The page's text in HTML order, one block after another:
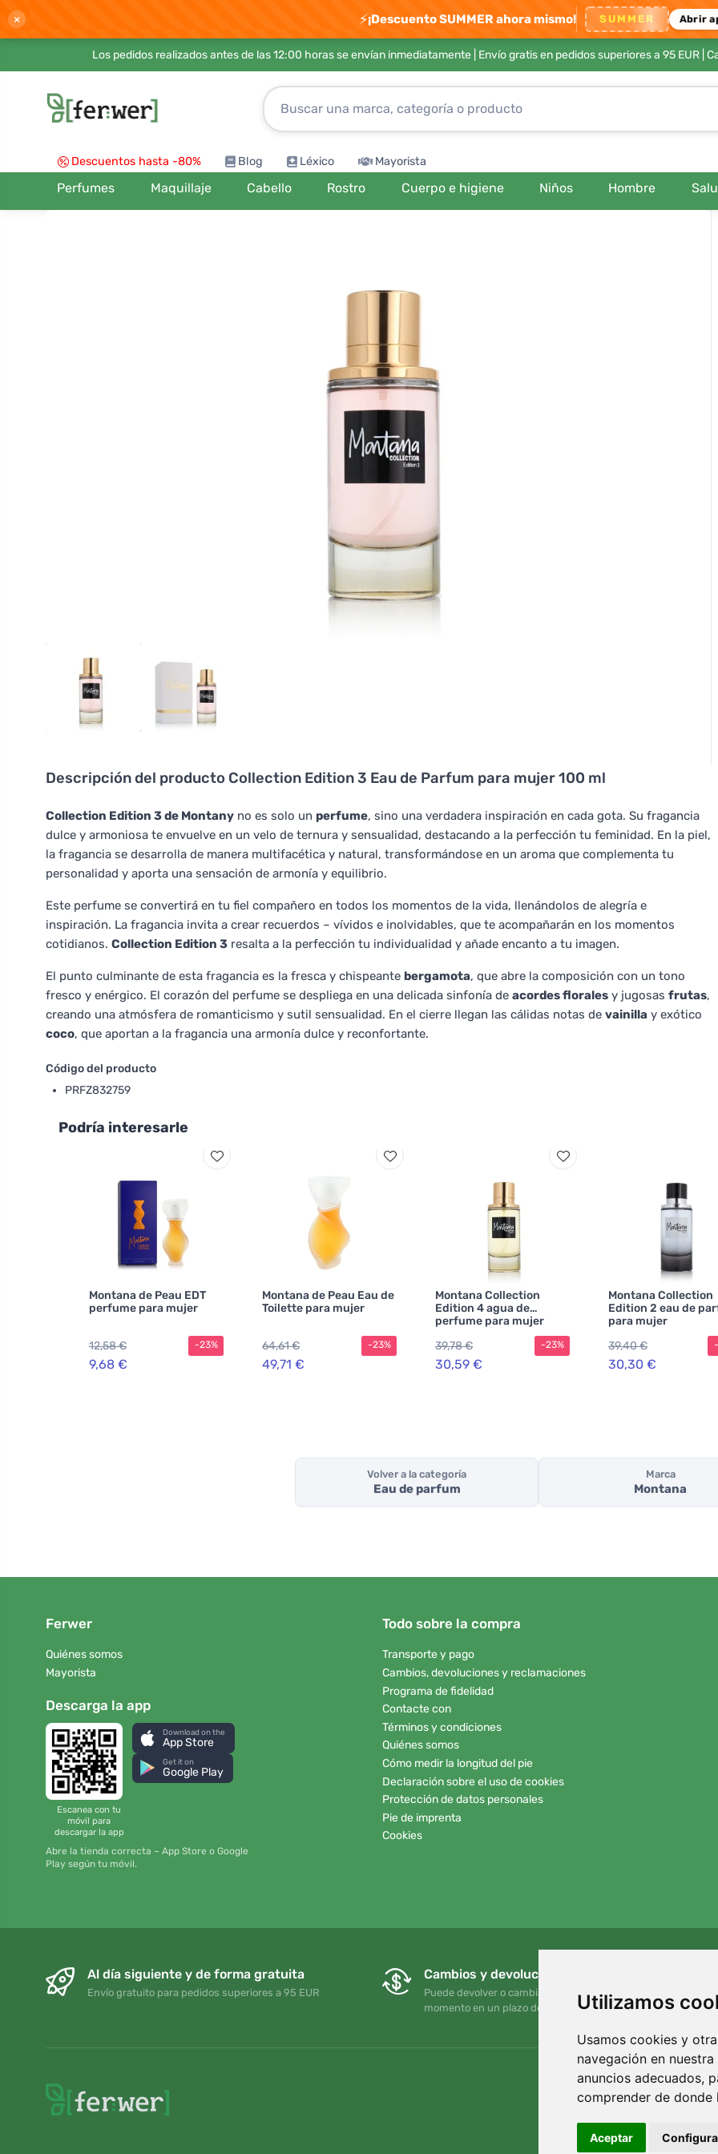
Utilizamos
Usamos cookies y
navegación en
anuncios adecuados,
comprender de donde
Aceptar
× ⚡¡Descuento SUMMER ahora mismo! SUMMER Abrir
Los pedidos realizados antes de las 12:00 horas se envían inmediatamente | Envío gratis en pedidos superiores a 95 EUR|
Descuentos hasta -80% Blog Léxico Mayorista
Perfumes Maquillaje Cabello Rostro Cuerpo e higiene Niños Hombre
Descripción del producto Collection Edition 3 Eau de Parfum para mujer 100 ml
Collection Edition 3 de Montany no es solo un perfume, sino una verdadera inspiración en cada gota. Su fragancia
dulce y armoniosa te envuelve en un velo de ternura y sensualidad, destacando a la perfección tu feminidad. En la piel,
la fragancia se desarrolla de manera multifacética y natural, transformándose en un aroma que complementa tu
personalidad y aporta una sensación de armonía y equilibrio.
Este perfume se convertirá en tu fiel compañero en todos los momentos de la vida, llenándolos de alegría e
inspiración. La fragancia invita a crear recuerdos – vívidos e inolvidables, que te acompañarán en los momentos
cotidianos. Collection Edition 3 resalta a la perfección tu individualidad y añade encanto a tu imagen.
El punto culminante de esta fragancia es la fresca y chispeante bergamota, que abre la composición con un tono
fresco y enérgico. El corazón del perfume se despliega en una delicada sinfonía de acordes florales y jugosas frutas,
creando una atmósfera de romanticismo y sutil sensualidad. En el cierre llegan las cálidas notas de vainilla y exótico
coco, que aportan a la fragancia una armonía dulce y reconfortante.
Código del producto
PRFZ832759
Podría interesarle
Montana de Peau EDT
perfume para mujer
12,58 €
9,68 €
-23%
Montana de Peau Eau de
Toilette para mujer
64,61 €
49,71 €
-23%
Montana Collection
Edition 4 agua de
perfume para mujer
39,78 €
30,59 €
-23%
Montana Collection
Edition 2 eau de
para mujer
39,40 €
30,30 €
Volver a la categoría
Eau de parfum
Marca
Montana
Ferwer
Quiénes somos
Mayorista
Descarga la app
Escanea con tu
móvil para
descargar la app
Download on the
App Store
Get it on
Google Play
Abre la tienda correcta – App Store o Google
Play según tu móvil.
Todo sobre la compra
Transporte y pago
Cambios, devoluciones y reclamaciones
Programa de fidelidad
Contacte con
Términos y condiciones
Quiénes somos
Cómo medir la longitud del pie
Declaración sobre el uso de cookies
Protección de datos personales
Pie de imprenta
Cookies
Al día siguiente y de forma gratuita
Envío gratuito para pedidos superiores a 95 EUR
Cambios y devoluciones gratuitos
Puede devolver o cambiar su pedido en cualquier
momento en un plazo de 90 días